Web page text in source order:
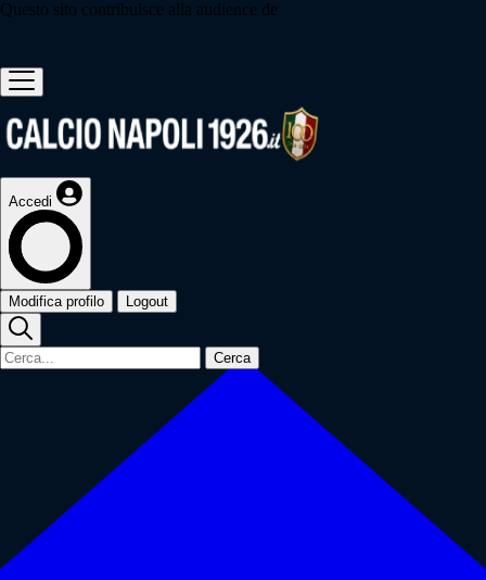
Questo sito contribuisce alla audience de
Accedi
Modifica profilo Logout
Cerca